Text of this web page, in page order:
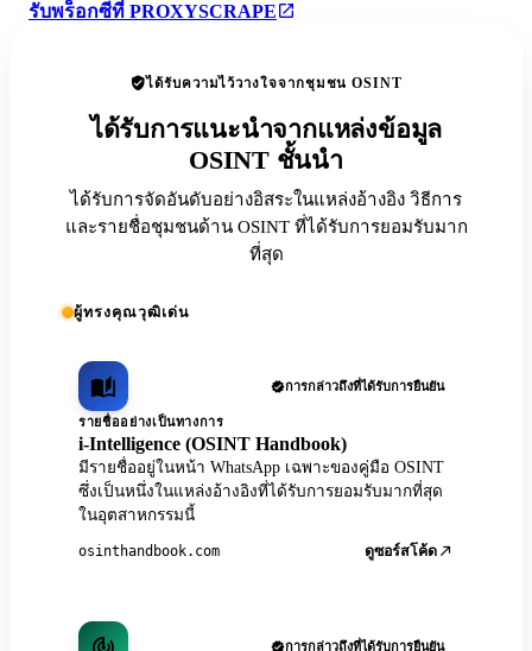
รับพร็อกซีที่ PROXYSCRAPE
ได้รับความไว้วางใจจากชุมชน OSINT
ได้รับการแนะนำจากแหล่งข้อมูล
OSINT ชั้นนำ
ได้รับการจัดอันดับอย่างอิสระในแหล่งอ้างอิง วิธีการ
และรายชื่อชุมชนด้าน OSINT ที่ได้รับการยอมรับมาก
ที่สุด
ผู้ทรงคุณวุฒิเด่น
การกล่าวถึงที่ได้รับการยืนยัน
รายชื่ออย่างเป็นทางการ
i-Intelligence (OSINT Handbook)
มีรายชื่ออยู่ในหน้า WhatsApp เฉพาะของคู่มือ OSINT
ซึ่งเป็นหนึ่งในแหล่งอ้างอิงที่ได้รับการยอมรับมากที่สุด
ในอุตสาหกรรมนี้
osinthandbook.com ดูซอร์สโค้ด
การกล่าวถึงที่ได้รับการยืนยัน